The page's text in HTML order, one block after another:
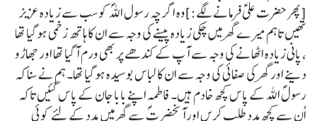
[پھر حضرت علیؑ فرمانے لگے:]وہ اگرچہ رسول اللہؐ کو سب سے زیادہ عزیز
تھیں تاہم میرے گھر میں چکی زیادہ پیسنے کی وجہ سے ان کا ہاتھ زخمی ہوگیا تھا
، پانی زیادہ اٹھانے کی وجہ سے آپ کے کندھے پر بھی ورم آگیا تھا اور جھاڑو
دینے اور گھر کی صفائی کی وجہ سے ان کا لباس بوسیدہ ہوگیا تھا۔ ہم نے سنا کہ
رسولؐ اللہ کے پاس کچھ خادم ہیں۔ فاطمہ اپنے بابا جان کے پاس گئیں تاکہ
اُن سے کچھ مدد طلب کریں اورآنحضرتؐ سے گھرمیں مدد کے لئے کوئی